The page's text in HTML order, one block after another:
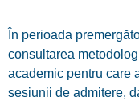
În perioada
consultarea
academic pentru care
sesiunii de admitere,